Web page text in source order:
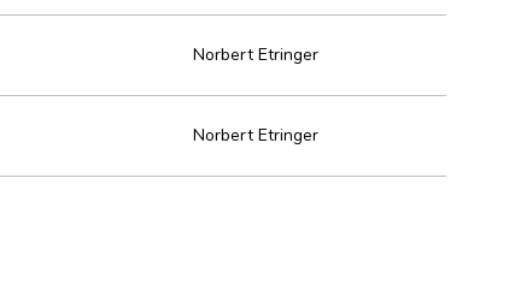
Norbert Etringer
Norbert Etringer